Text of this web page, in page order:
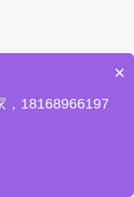
×
，18168966197